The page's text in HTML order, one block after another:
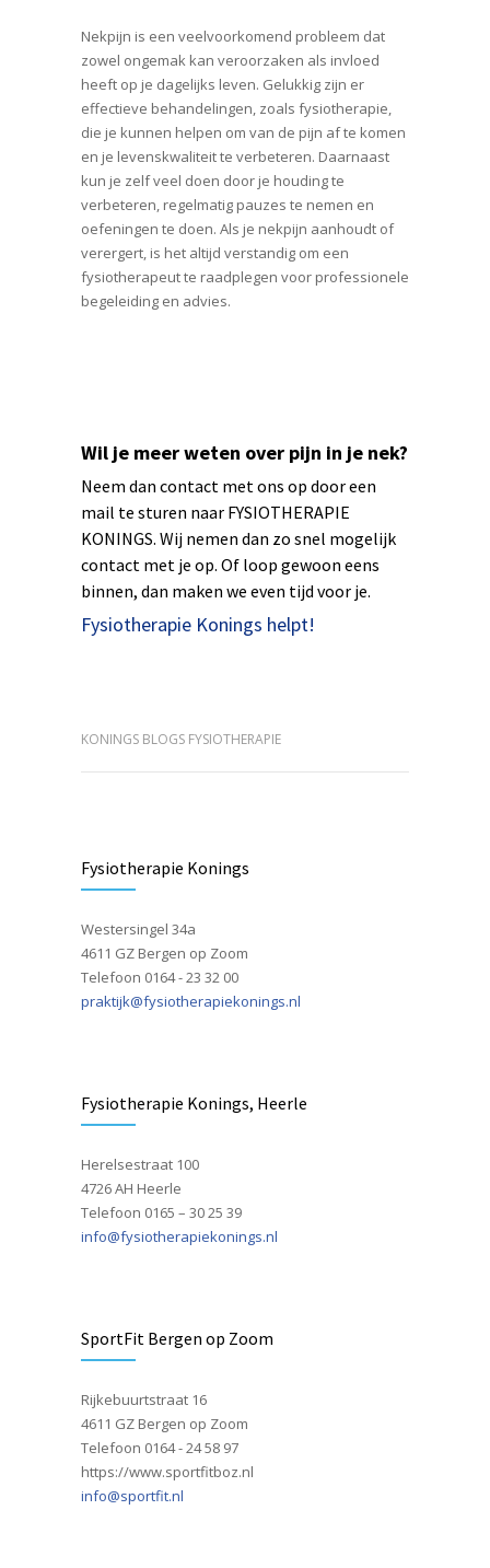
Nekpijn is een veelvoorkomend probleem dat
zowel ongemak kan veroorzaken als invloed
heeft op je dagelijks leven. Gelukkig zijn er
effectieve behandelingen, zoals fysiotherapie,
die je kunnen helpen om van de pijn af te komen
en je levenskwaliteit te verbeteren. Daarnaast
kun je zelf veel doen door je houding te
verbeteren, regelmatig pauzes te nemen en
oefeningen te doen. Als je nekpijn aanhoudt of
verergert, is het altijd verstandig om een
fysiotherapeut te raadplegen voor professionele
begeleiding en advies.
Wil je meer weten over pijn in je nek?
Neem dan contact met ons op door een
mail te sturen naar FYSIOTHERAPIE
KONINGS. Wij nemen dan zo snel mogelijk
contact met je op. Of loop gewoon eens
binnen, dan maken we even tijd voor je.
Fysiotherapie Konings helpt!
KONINGS BLOGS FYSIOTHERAPIE
Fysiotherapie Konings
Westersingel 34a
4611 GZ Bergen op Zoom
Telefoon 0164 - 23 32 00
praktijk@fysiotherapiekonings.nl
Fysiotherapie Konings, Heerle
Herelsestraat 100
4726 AH Heerle
Telefoon 0165 – 30 25 39
info@fysiotherapiekonings.nl
SportFit Bergen op Zoom
Rijkebuurtstraat 16
4611 GZ Bergen op Zoom
Telefoon 0164 - 24 58 97
https://www.sportfitboz.nl
info@sportfit.nl